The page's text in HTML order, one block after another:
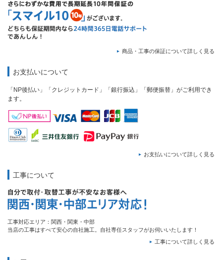
商品・工事の保証について詳しく見る
お支払いについて
「NP後払い」「クレジットカード」「銀行振込」「郵便振替」がご利用でき
ます。
お支払いについて詳しく見る
工事について
工事対応エリア：関西・関東・中部
当店の工事はすべて安心の自社施工。自社専任スタッフがお伺いいたします！
工事について詳しく見る